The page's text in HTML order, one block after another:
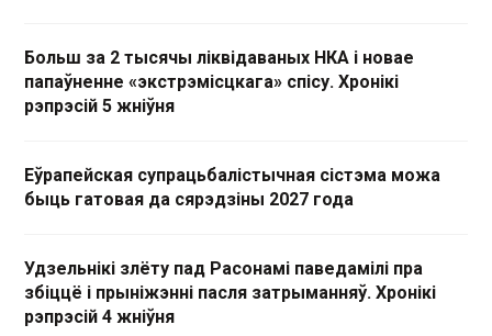
Больш за 2 тысячы ліквідаваных НКА і новае
папаўненне «экстрэмісцкага» спісу. Хронікі
рэпрэсій 5 жніўня
Еўрапейская супрацьбалістычная сістэма можа
быць гатовая да сярэдзіны 2027 года
Удзельнікі злёту пад Расонамі паведамілі пра
збіццё і прыніжэнні пасля затрыманняў. Хронікі
рэпрэсій 4 жніўня